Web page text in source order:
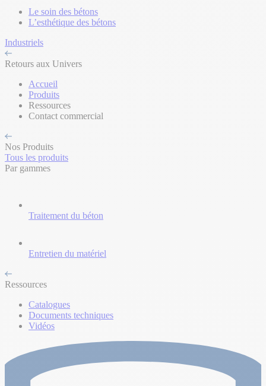
Le soin des bétons
L’esthétique des bétons
Industriels
Retours aux Univers
Accueil
Produits
Ressources
Contact commercial
Nos Produits
Tous les produits
Par gammes
Traitement du béton
Entretien du matériel
Ressources
Catalogues
Documents techniques
Vidéos